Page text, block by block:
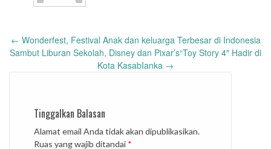
Post
navigation
← Wonderfest, Festival Anak dan keluarga Terbesar di Indonesia
Sambut Liburan Sekolah, Disney dan Pixar’s“Toy Story 4″ Hadir di
Kota KasabIanka →
Tinggalkan Balasan
Alamat email Anda tidak akan dipublikasikan.
Ruas yang wajib ditandai *